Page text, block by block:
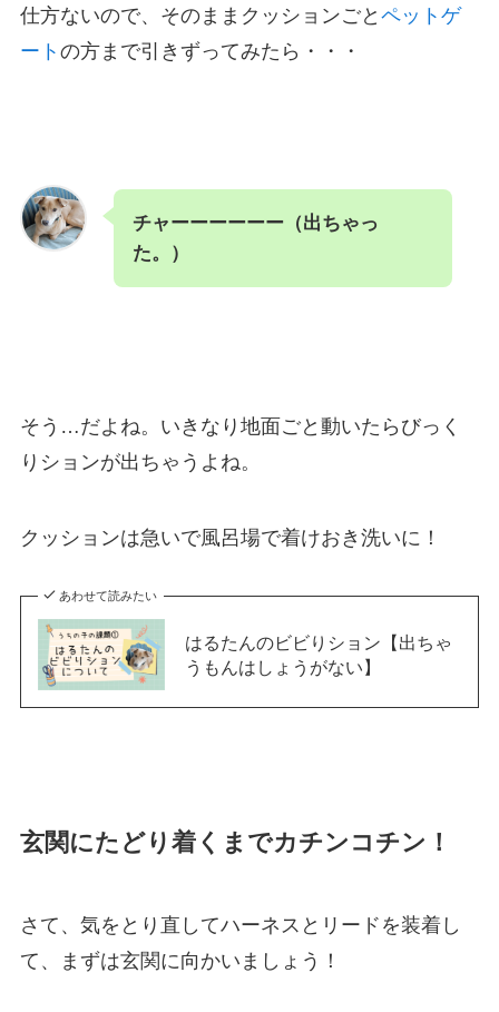
仕方ないので、そのままクッションごと ペットゲ
ート の方まで引きずってみたら・・・
チャーーーーーー（出ちゃっ
た。）
そう…だよね。いきなり地面ごと動いたらびっく
りションが出ちゃうよね。
クッションは急いで風呂場で着けおき洗いに！
あわせて読みたい
はるたんのビビりション【出ちゃ
うもんはしょうがない】
玄関にたどり着くまでカチンコチン！
さて、気をとり直してハーネスとリードを装着し
て、まずは玄関に向かいましょう！